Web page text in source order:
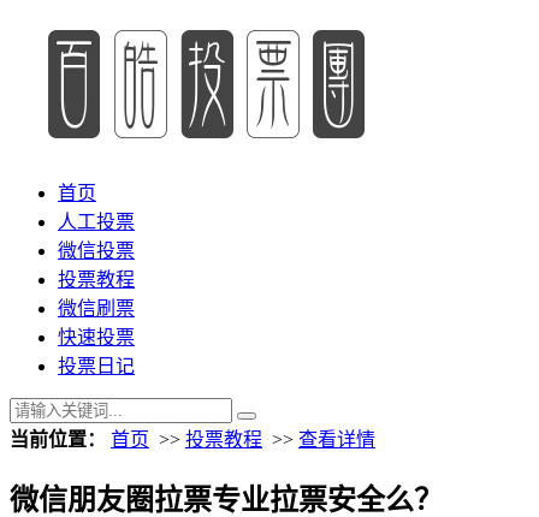
首页
人工投票
微信投票
投票教程
微信刷票
快速投票
投票日记
当前位置： 首页 >> 投票教程 >> 查看详情
微信朋友圈拉票专业拉票安全么？